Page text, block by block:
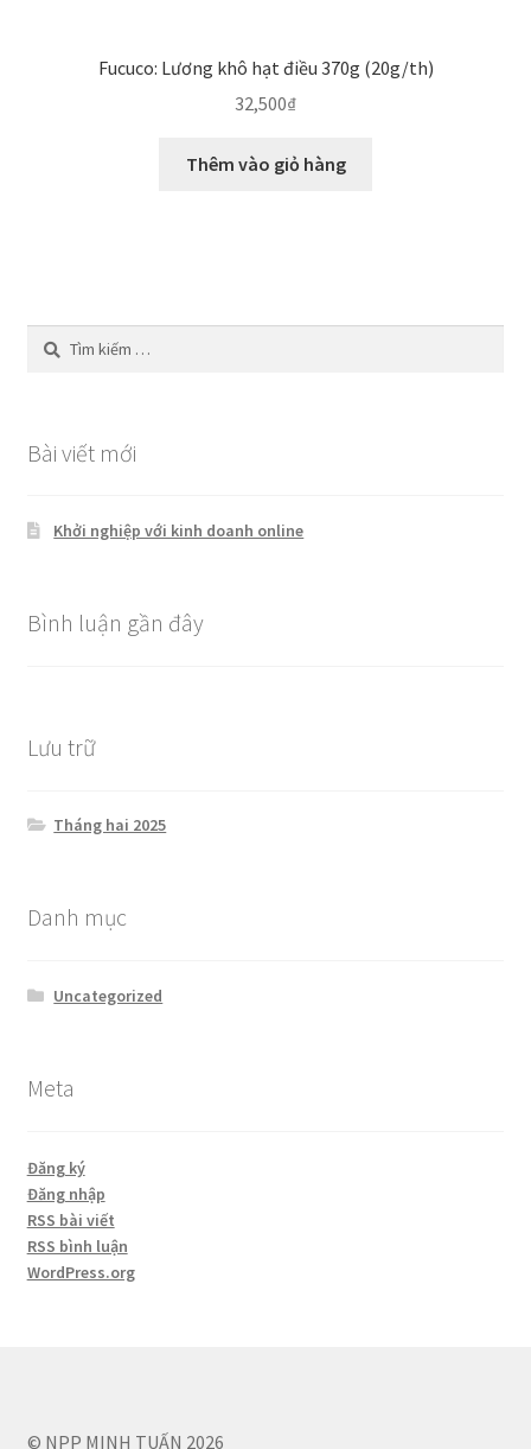
Fucuco: Lương khô hạt điều 370g (20g/th)
32,500₫
Thêm vào giỏ hàng
Tìm
kiếm
Bài viết mới
Khởi nghiệp với kinh doanh online
Bình luận gần đây
Lưu trữ
Tháng hai 2025
Danh mục
Uncategorized
Meta
Đăng ký
Đăng nhập
RSS bài viết
RSS bình luận
WordPress.org
© NPP MINH TUẤN 2026